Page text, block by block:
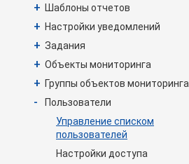
+ Шаблоны отчетов
+ Настройки уведомлений
+ Задания
+ Объекты мониторинга
+ Группы объектов мониторинга
-
Пользователи
Управление списком
пользователей
Настройки доступа